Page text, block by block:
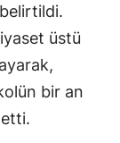
üstü
bir an